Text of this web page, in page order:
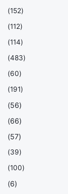
(152)
(112)
(114)
(483)
(60)
(191)
(56)
(66)
(57)
(39)
(100)
(6)